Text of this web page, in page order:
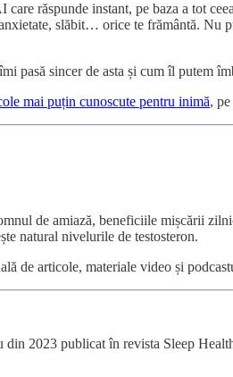
care răspunde instant, pe baza a tot
slăbit… orice te frământă.
pasă sincer de asta și cum îl putem
mai puțin cunoscute pentru inimă,
de amiază, beneficiile mișcării
natural nivelurile de testosteron.
articole, materiale video și
2023 publicat în revista Sleep